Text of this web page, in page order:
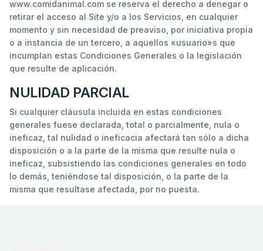
www.comidanimal.com se reserva el derecho a denegar o
retirar el acceso al Site y/o a los Servicios, en cualquier
momento y sin necesidad de preaviso, por iniciativa propia
o a instancia de un tercero, a aquellos «usuario»s que
incumplan estas Condiciones Generales o la legislación
que resulte de aplicación.
NULIDAD PARCIAL
Si cualquier cláusula incluida en estas condiciones
generales fuese declarada, total o parcialmente, nula o
ineficaz, tal nulidad o ineficacia afectará tan sólo a dicha
disposición o a la parte de la misma que resulte nula o
ineficaz, subsistiendo las condiciones generales en todo
lo demás, teniéndose tal disposición, o la parte de la
misma que resultase afectada, por no puesta.